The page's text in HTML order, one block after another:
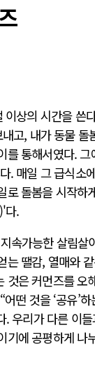
상의 시간을
고, 내가 동물
통해서였다.
. 매일 그 급식소
로 돌봄을 시작
다.
속가능한 살림
는 땔감, 열매와
것은 커먼즈를
떤 것을 ‘공유’
우리가 다른 이
기에 공평하게
시..
진영 ..
글로..
확산..